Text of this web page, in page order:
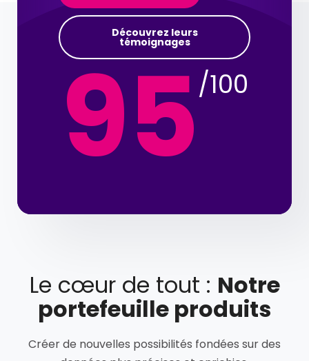
Découvrez leurs
témoignages
/100
95
Le cœur de tout : Notre
portefeuille produits
Créer de nouvelles possibilités fondées sur des